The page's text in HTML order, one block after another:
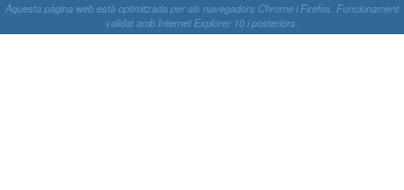
Aquesta pàgina web està optimitzada per als navegadors Chrome i Firefox. Funcionament
validat amb Internet Explorer 10 i posteriors.